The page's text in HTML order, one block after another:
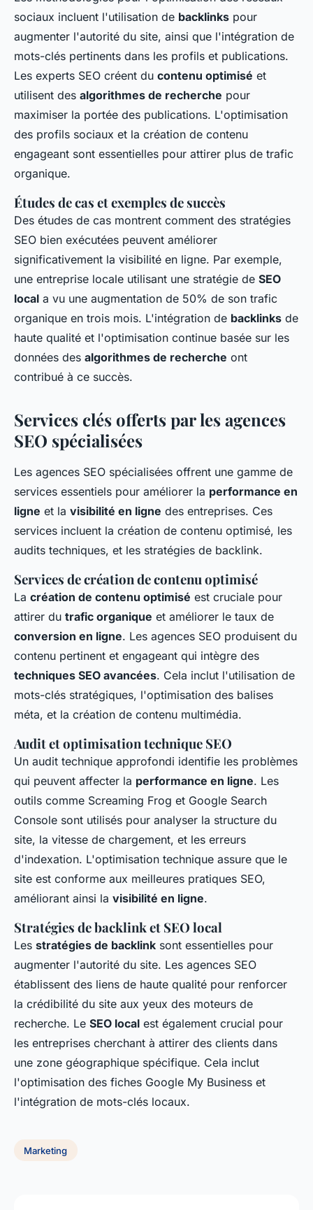
sociaux incluent l'utilisation de backlinks pour
augmenter l'autorité du site, ainsi que l'intégration de
mots-clés pertinents dans les profils et publications.
Les experts SEO créent du contenu optimisé et
utilisent des algorithmes de recherche pour
maximiser la portée des publications. L'optimisation
des profils sociaux et la création de contenu
engageant sont essentielles pour attirer plus de trafic
organique.
Études de cas et exemples de succès
Des études de cas montrent comment des stratégies
SEO bien exécutées peuvent améliorer
significativement la visibilité en ligne. Par exemple,
une entreprise locale utilisant une stratégie de SEO
local a vu une augmentation de 50% de son trafic
organique en trois mois. L'intégration de backlinks de
haute qualité et l'optimisation continue basée sur les
données des algorithmes de recherche ont
contribué à ce succès.
Services clés offerts par les agences
SEO spécialisées
Les agences SEO spécialisées offrent une gamme de
services essentiels pour améliorer la performance en
ligne et la visibilité en ligne des entreprises. Ces
services incluent la création de contenu optimisé, les
audits techniques, et les stratégies de backlink.
Services de création de contenu optimisé
La création de contenu optimisé est cruciale pour
attirer du trafic organique et améliorer le taux de
conversion en ligne. Les agences SEO produisent du
contenu pertinent et engageant qui intègre des
techniques SEO avancées. Cela inclut l'utilisation de
mots-clés stratégiques, l'optimisation des balises
méta, et la création de contenu multimédia.
Audit et optimisation technique SEO
Un audit technique approfondi identifie les problèmes
qui peuvent affecter la performance en ligne. Les
outils comme Screaming Frog et Google Search
Console sont utilisés pour analyser la structure du
site, la vitesse de chargement, et les erreurs
d'indexation. L'optimisation technique assure que le
site est conforme aux meilleures pratiques SEO,
améliorant ainsi la visibilité en ligne.
Stratégies de backlink et SEO local
Les stratégies de backlink sont essentielles pour
augmenter l'autorité du site. Les agences SEO
établissent des liens de haute qualité pour renforcer
la crédibilité du site aux yeux des moteurs de
recherche. Le SEO local est également crucial pour
les entreprises cherchant à attirer des clients dans
une zone géographique spécifique. Cela inclut
l'optimisation des fiches Google My Business et
l'intégration de mots-clés locaux.
Marketing